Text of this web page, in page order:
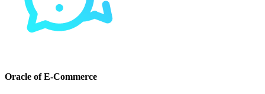
Oracle of E-Commerce